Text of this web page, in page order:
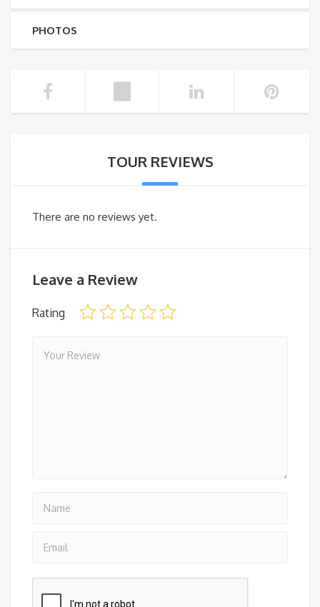
PHOTOS
TOUR REVIEWS
There are no reviews yet.
Leave a Review
Rating